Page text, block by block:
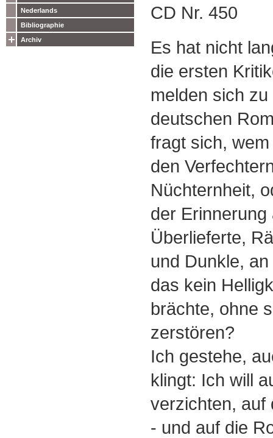
Nederlands
Bibliographie
Archiv
CD Nr. 450
Es hat nicht
die ersten
melden sich
deutschen
fragt sich,
den
Nüchternheit,
der Erinnerung
Überlieferte,
und Dunkle,
das kein
brächte, ohne
zerstören?
Ich gestehe,
klingt: Ich will
verzichten, auf
- und auf die